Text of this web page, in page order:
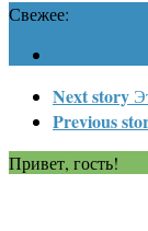
Свежее:
Next story
Previous
Привет, гость!